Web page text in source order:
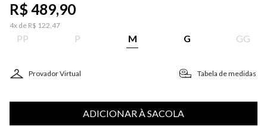
R$ 489,90
4x de R$ 122,47
PP P M G GG
Provador Virtual Tabela de medidas
ADICIONAR À SACOLA